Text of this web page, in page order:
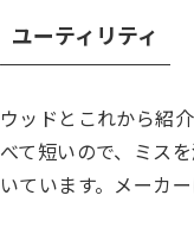
ユーティリティ
ウッドとこれから紹
べて短いので、ミス
いています。メーカ